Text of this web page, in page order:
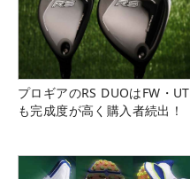
プロギアのRS DUOはFW・UT
も完成度が高く購入者続出！